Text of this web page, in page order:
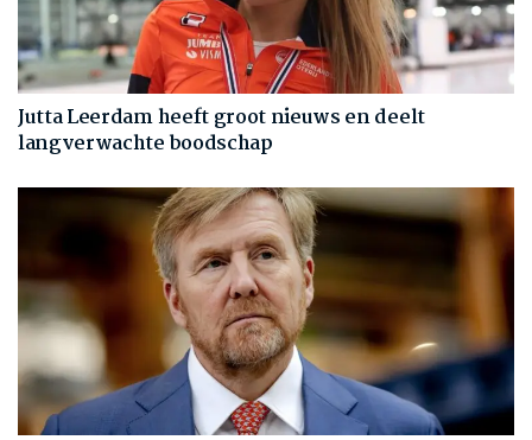
Jutta Leerdam heeft groot nieuws en deelt
langverwachte boodschap